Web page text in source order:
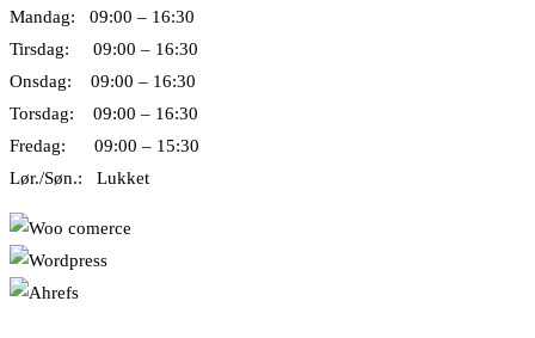
Mandag: 09:00 – 16:30
Tirsdag: 09:00 – 16:30
Onsdag: 09:00 – 16:30
Torsdag: 09:00 – 16:30
Fredag: 09:00 – 15:30
Lør./Søn.: Lukket